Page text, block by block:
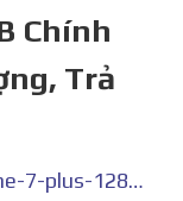
Chính
Trả
https://www.xtmobile.vn/iphone-7-plus-128gb-likenew-99